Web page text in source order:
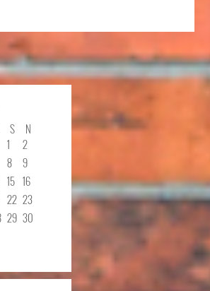
S
N
1
2
8
9
15 16
22 23
29 30